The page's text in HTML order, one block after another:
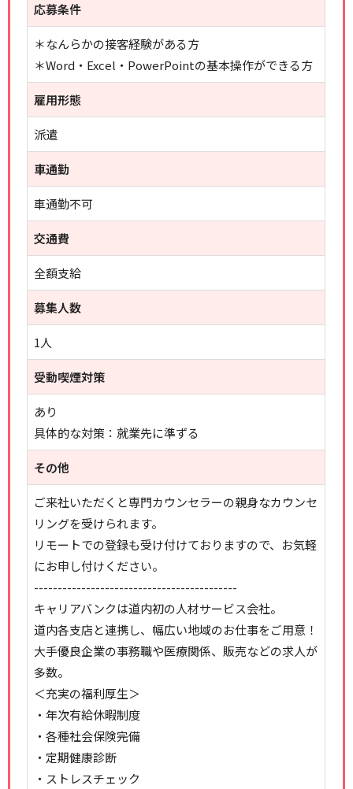
応募条件
＊なんらかの接客経験がある方
＊Word・Excel・PowerPointの基本操作ができる方
雇用形態
派遣
車通勤
車通勤不可
交通費
全額支給
募集人数
1人
受動喫煙対策
あり
具体的な対策：就業先に準ずる
その他
ご来社いただくと専門カウンセラーの親身なカウンセ
リングを受けられます。
リモートでの登録も受け付けておりますので、お気軽
にお申し付けください。
-------------------------------------------
キャリアバンクは道内初の人材サービス会社。
道内各支店と連携し、幅広い地域のお仕事をご用意！
大手優良企業の事務職や医療関係、販売などの求人が
多数。
＜充実の福利厚生＞
・年次有給休暇制度
・各種社会保険完備
・定期健康診断
・ストレスチェック